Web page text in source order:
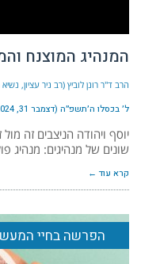
המנהיג המוצנח
הרב ד"ר רונן לוביץ (רב ניר עציון,
ל׳ בכסלו ה׳תשפ״ה (דצמבר 31, 2024)
יוסף ויהודה הניצבים זה
שונים של מנהיגים: מנהיג
קרא עוד ←
הפרשה בחיי